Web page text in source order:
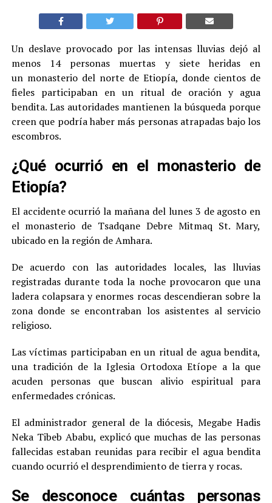
Un deslave provocado por las intensas lluvias dejó al
menos 14 personas muertas y siete heridas en
un monasterio del norte de Etiopía, donde cientos de
fieles participaban en un ritual de oración y agua
bendita. Las autoridades mantienen la búsqueda porque
creen que podría haber más personas atrapadas bajo los
escombros.
¿Qué ocurrió en el monasterio de
Etiopía?
El accidente ocurrió la mañana del lunes 3 de agosto en
el monasterio de Tsadqane Debre Mitmaq St. Mary,
ubicado en la región de Amhara.
De acuerdo con las autoridades locales, las lluvias
registradas durante toda la noche provocaron que una
ladera colapsara y enormes rocas descendieran sobre la
zona donde se encontraban los asistentes al servicio
religioso.
Las víctimas participaban en un ritual de agua bendita,
una tradición de la Iglesia Ortodoxa Etíope a la que
acuden personas que buscan alivio espiritual para
enfermedades crónicas.
El administrador general de la diócesis, Megabe Hadis
Neka Tibeb Ababu, explicó que muchas de las personas
fallecidas estaban reunidas para recibir el agua bendita
cuando ocurrió el desprendimiento de tierra y rocas.
Se desconoce cuántas personas